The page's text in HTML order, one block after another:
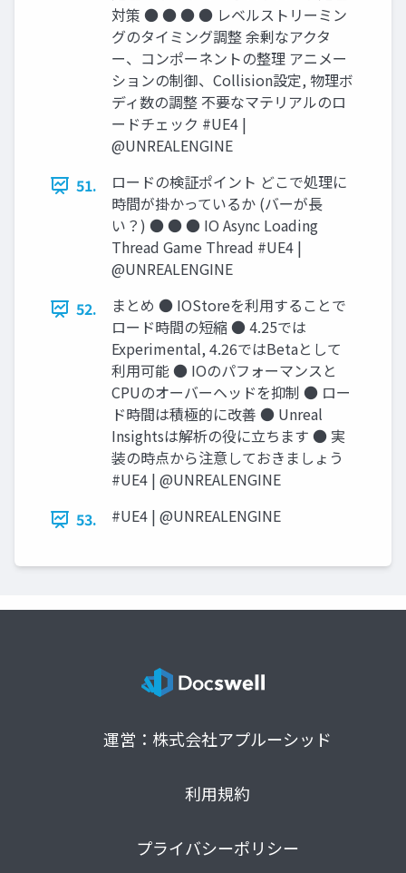
対策 ● ● ● ● レベルストリーミン
グのタイミング調整 余剰なアクタ
ー、コンポーネントの整理 アニメー
ションの制御、Collision設定, 物理ボ
ディ数の調整 不要なマテリアルのロ
ードチェック #UE4 |
@UNREALENGINE
51.
ロードの検証ポイント どこで処理に
時間が掛かっているか (バーが長
い？) ● ● ● IO Async Loading
Thread Game Thread #UE4 |
@UNREALENGINE
52.
まとめ ● IOStoreを利用することで
ロード時間の短縮 ● 4.25では
Experimental, 4.26ではBetaとして
利用可能 ● IOのパフォーマンスと
CPUのオーバーヘッドを抑制 ● ロー
ド時間は積極的に改善 ● Unreal
Insightsは解析の役に立ちます ● 実
装の時点から注意しておきましょう
#UE4 | @UNREALENGINE
53.
#UE4 | @UNREALENGINE
運営：株式会社アプルーシッド
利用規約
プライバシーポリシー